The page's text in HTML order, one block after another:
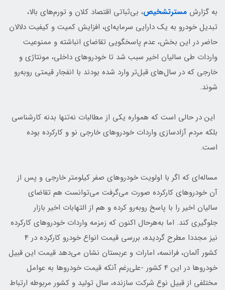
به گزارش مسترتشخیص، بی‌ثباتی اقتصاد کلان و تورم‌های بالا،
تبدیل خودرو به یک دارایی سرمایه‌ای، افزایش کمیت و کیفیت دلالان
حاضر در این بخش، عدم پاسخگویی تقاضای انباشته و ممنوعیت
واردات طی سالیان اخیر سبب شد تا خودروهای داخلی، مونتاژی و
خارجی که در سال‌های قبل‌تر وارد شده بودند با انفجار قیمتی روبه‌رو
شوند.
این در حالی است که همواره یکی از مطالبات نه‌تنها بدنه کارشناسی
بلکه مردم آزادسازی واردات خودروهای خارجی نو و کارکرده بوده
است.
مساله‌ای که اگر با اولویت خودروهای صفر کیلومتر خارجی و پس از
آن خودروهای کارکرده صورت می‌گرفت می‌توانست هم تقاضای
سالیان اخیر را با پاسخ روبه‌رو کرده و هم از التهابات اخیر بازار
جلوگیری کند. اما به‌هرحال اکنون که زمزمه واردات خودروهای کارکرده
نیز مجددا مطرح گردیده، بررسی قیمت انواع خودرو کارکرده در 4
کشور آلمان، فرانسه، امارات و عربستان نشان می‌دهد قیمت این قبیل
خودروها در این 4 کشور -علی‌رغم آنکه قیمت خودروها به عوامل
مختلفی از قبیل نوع شرکت سازنده، سال تولید و کشور مربوطه ارتباط